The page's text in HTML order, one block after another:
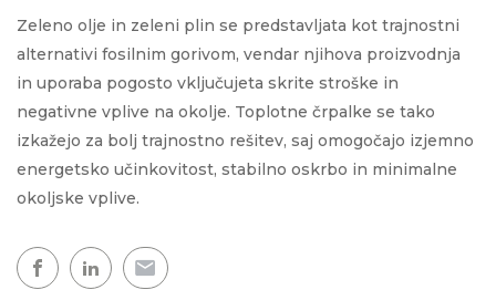
Zeleno olje in zeleni plin se predstavljata kot trajnostni
alternativi fosilnim gorivom, vendar njihova proizvodnja
in uporaba pogosto vključujeta skrite stroške in
negativne vplive na okolje. Toplotne črpalke se tako
izkažejo za bolj trajnostno rešitev, saj omogočajo izjemno
energetsko učinkovitost, stabilno oskrbo in minimalne
okoljske vplive.